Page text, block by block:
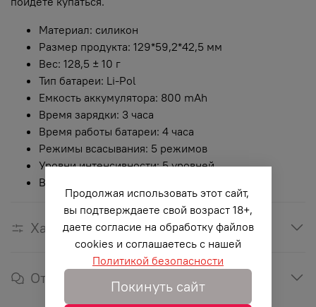
Материал: силикон
Размер продукта: 129*59,2*42,5 мм
Вес: 128,5 ± 10 г
Тип батареи: Li-Pol
Емкость аккумулятора: 800 mAh
Время зарядки: 3 часа
Время работы батареи: 4 часа
Режимы всасывания: 5 режимов
Уровни интенсивности: 5 уровней
Водонепроницаемый
Характеристики
Отзывы
Продолжая использовать этот сайт,
вы подтверждаете свой возраст 18+,
даете согласие на обработку файлов
cookies и соглашаетесь с нашей
Политикой безопасности
Покинуть сайт